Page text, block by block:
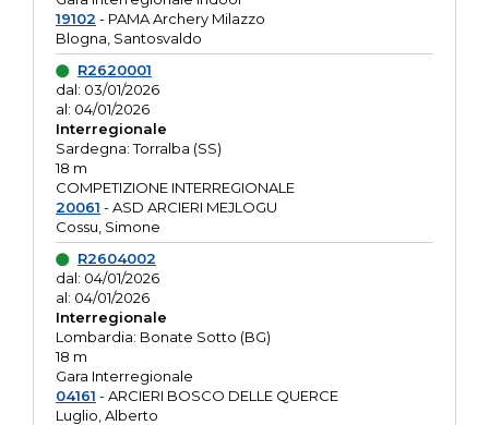
19102 - PAMA Archery Milazzo
Blogna, Santosvaldo
R2620001
dal: 03/01/2026
al: 04/01/2026
Interregionale
Sardegna: Torralba (SS)
18 m
COMPETIZIONE INTERREGIONALE
20061 - ASD ARCIERI MEJLOGU
Cossu, Simone
R2604002
dal: 04/01/2026
al: 04/01/2026
Interregionale
Lombardia: Bonate Sotto (BG)
18 m
Gara Interregionale
04161 - ARCIERI BOSCO DELLE QUERCE
Luglio, Alberto